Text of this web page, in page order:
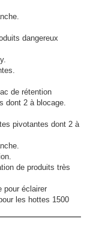
dangereux
de rétention
dont 2 à blocage.
pivotantes dont 2 à
de produits très
pour éclairer
les hottes 1500